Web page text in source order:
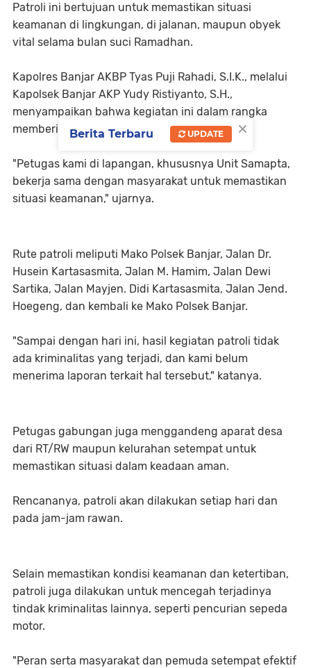
Patroli ini bertujuan untuk memastikan situasi
keamanan di lingkungan, di jalanan, maupun obyek
vital selama bulan suci Ramadhan.
Kapolres Banjar AKBP Tyas Puji Rahadi, S.I.K., melalui
Kapolsek Banjar AKP Yudy Ristiyanto, S.H.,
menyampaikan bahwa kegiatan ini dalam rangka
memberikan keamanan kepada masyarakat.
"Petugas kami di lapangan, khususnya Unit Samapta,
bekerja sama dengan masyarakat untuk memastikan
situasi keamanan," ujarnya.
Rute patroli meliputi Mako Polsek Banjar, Jalan Dr.
Husein Kartasasmita, Jalan M. Hamim, Jalan Dewi
Sartika, Jalan Mayjen. Didi Kartasasmita, Jalan Jend.
Hoegeng, dan kembali ke Mako Polsek Banjar.
"Sampai dengan hari ini, hasil kegiatan patroli tidak
ada kriminalitas yang terjadi, dan kami belum
menerima laporan terkait hal tersebut," katanya.
Petugas gabungan juga menggandeng aparat desa
dari RT/RW maupun kelurahan setempat untuk
memastikan situasi dalam keadaan aman.
Rencananya, patroli akan dilakukan setiap hari dan
pada jam-jam rawan.
Selain memastikan kondisi keamanan dan ketertiban,
patroli juga dilakukan untuk mencegah terjadinya
tindak kriminalitas lainnya, seperti pencurian sepeda
motor.
"Peran serta masyarakat dan pemuda setempat efektif
×
Berita Terbaru UPDATE